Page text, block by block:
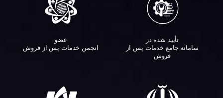
تأیید شده در
سامانه جامع خدمات پس از
فروش
عضو
انجمن خدمات پس از فروش